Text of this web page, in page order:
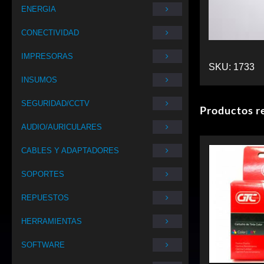
ENERGIA
CONECTIVIDAD
IMPRESORAS
INSUMOS
SEGURIDAD/CCTV
AUDIO/AURICULARES
CABLES Y ADAPTADORES
SOPORTES
REPUESTOS
HERRAMIENTAS
SOFTWARE
SKU: 1733
Productos